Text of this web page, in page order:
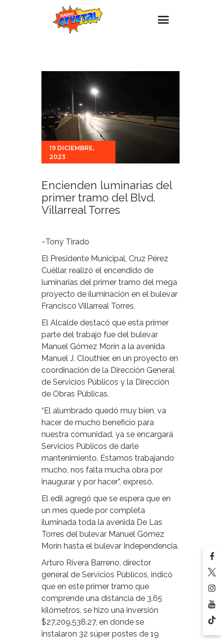
Eventos
Promociones
Noticias
Para ti
Contacto
19 DICIEMBRE,
2023
Encienden luminarias del
primer tramo del Blvd.
Villarreal Torres
~Tony Tirado
El Presidente Municipal, Cruz Pérez
Cuéllar, realizó el encendido de
luminarias del primer tramo del mega
proyecto de iluminación en el bulevar
Francisco Villarreal Torres.
El Alcalde destacó que esta primer
parte del trabajo fue del bulevar
Manuel Gómez Morín a la avenida
Manuel J. Clouthier, en un proyecto en
coordinación de la Dirección General
de Servicios Públicos y la Dirección
de Obras Públicas.
“El alumbrado quedó muy bien, va
hacer de mucho beneficio para
nuestra comunidad, ya se encargará
Servicios Públicos de darle
mantenimiento. Estamos trabajando
mucho, nos falta mucha obra por
inaugurar y por hacer”, expresó.
El edil agregó que se espera que en
un mes quede por completa
iluminada toda la avenida De Las
Torres del bulevar Manuel Gómez
Morín hasta el bulevar Independencia.
Arturo Rivera Barreno, director
general de Servicios Públicos, indicó
que en este primer tramo que
comprende una distancia de 3.65
kilómetros, se hizo una inversión
$27,209,538.27, en donde se
instalaron 32 súper postes de 19